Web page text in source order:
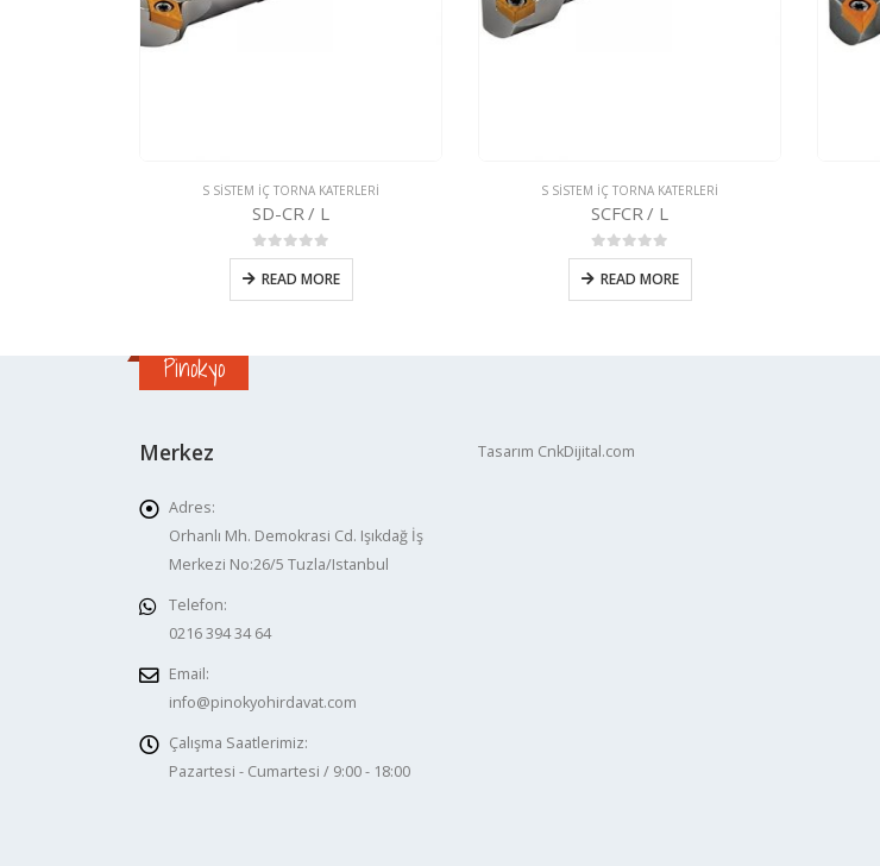
S SİSTEM İÇ TORNA KATERLERİ
SCFCR / L
05 üzerinden
READ MORE
S SİSTEM İÇ TORNA KATERLERİ
SDUCR / L
05 üzerinden
READ MORE
Pinokyo
Merkez
Adres:
Orhanlı Mh. Demokrasi Cd. Işıkdağ İş
Merkezi No:26/5 Tuzla/Istanbul
Telefon:
0216 394 34 64
Email:
info@pinokyohirdavat.com
Çalışma Saatlerimiz:
Pazartesi - Cumartesi / 9:00 - 18:00
Tasarım CnkDijital.com